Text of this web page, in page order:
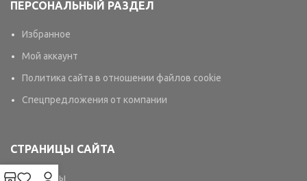
ПЕРСОНАЛЬНЫЙ РАЗДЕЛ
Избранное
Мой аккаунт
Политика сайта в отношении файлов cookie
Спецпредложения от компании
СТРАНИЦЫ САЙТА
Контакты